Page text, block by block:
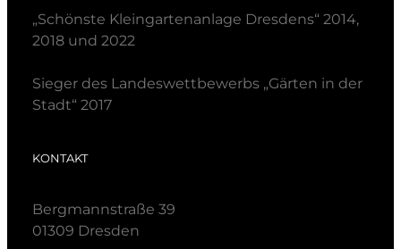
„Schönste Kleingartenanlage Dresdens“ 2014,
2018 und 2022
Sieger des Landeswettbewerbs „Gärten in der
Stadt“ 2017
KONTAKT
Bergmannstraße 39
01309 Dresden